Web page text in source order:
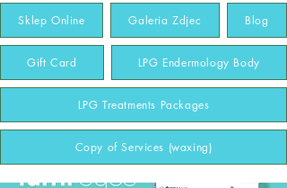
Sklep Online Galeria Zdjec Blog
Gift Card LPG Endermology Body
LPG Treatments Packages
Copy of Services (waxing)